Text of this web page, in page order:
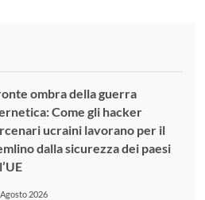
ombra della guerra
Come gli hacker
ucraini lavorano per il
dalla sicurezza dei paesi
2026